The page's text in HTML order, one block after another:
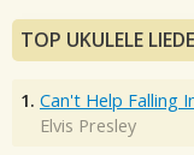
TOP UKULELE
1. Can't Help Falling
Elvis Presley